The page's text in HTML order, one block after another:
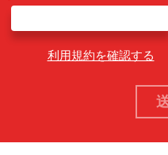
利用規約を確認する